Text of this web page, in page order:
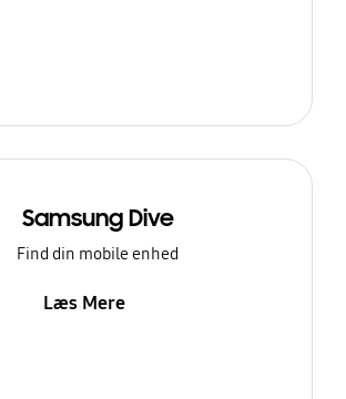
Samsung Dive
Find din mobile enhed
Læs Mere